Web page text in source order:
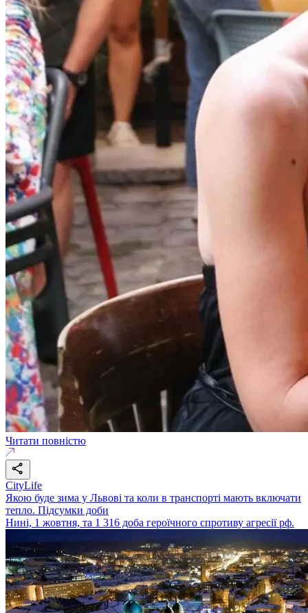
Читати повністю
CityLife
Якою буде зима у Львові та коли в транспорті мають включати
тепло. Підсумки доби
Нині, 1 жовтня, та 1 316 доба героїчного спротиву агресії рф.